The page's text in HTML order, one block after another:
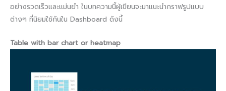
อย่างรวดเร็วและแม่นยำ ในบทความนี้ผู้เขียนจะมาแนะนำกราฟรูปแบบ
ต่างๆ ที่นิยมใช้กันใน Dashboard ดังนี้
Table with bar chart or heatmap